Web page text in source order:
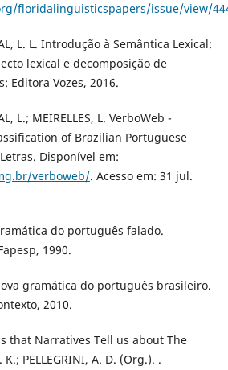
floridalinguisticspapers/issue/view/
L. L. Introdução à Semântica Lexical:
lexical e decomposição de
Editora Vozes, 2016.
L.; MEIRELLES, L. VerboWeb -
of Brazilian Portuguese
Disponível em:
verboweb/. Acesso em: 31 jul.
do português falado.
1990.
gramática do português brasileiro.
2010.
that Narratives Tell us about The
PELLEGRINI, A. D. (Org.). .